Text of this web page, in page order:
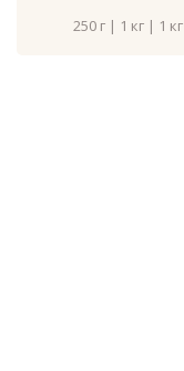
250 г | 1 кг | 1 кг